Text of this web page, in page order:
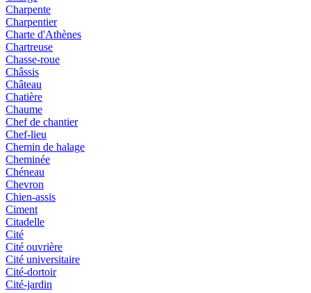
Charpente
Charpentier
Charte d'Athènes
Chartreuse
Chasse-roue
Châssis
Château
Chatière
Chaume
Chef de chantier
Chef-lieu
Chemin de halage
Cheminée
Chéneau
Chevron
Chien-assis
Ciment
Citadelle
Cité
Cité ouvrière
Cité universitaire
Cité-dortoir
Cité-jardin